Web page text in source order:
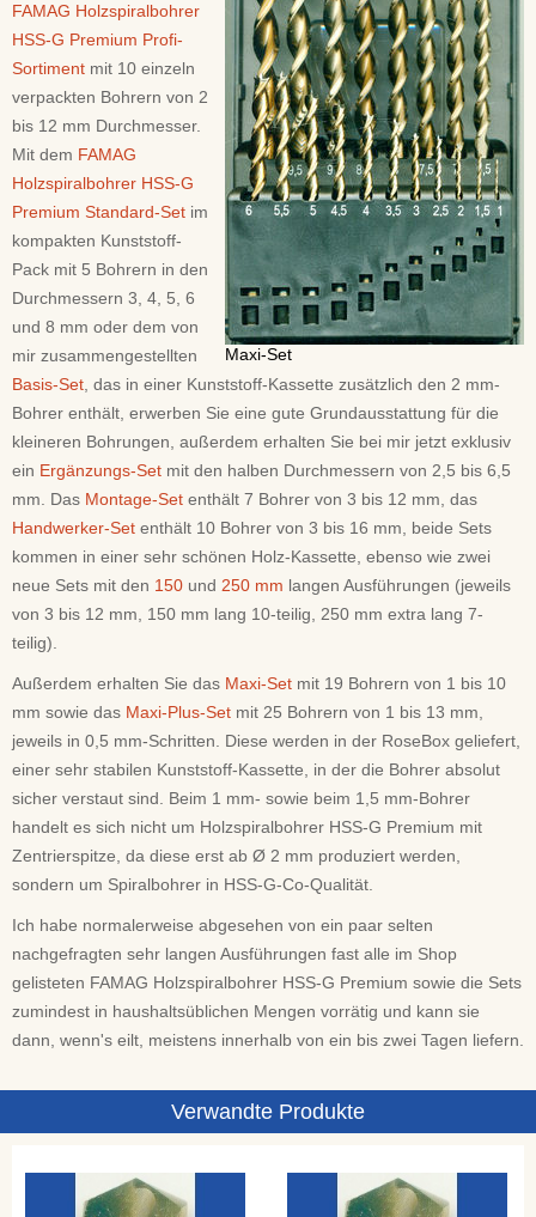
Maxi-Set
FAMAG Holzspiralbohrer
HSS-G Premium Profi-
Sortiment mit 10 einzeln
verpackten Bohrern von 2
bis 12 mm Durchmesser.
Mit dem FAMAG
Holzspiralbohrer HSS-G
Premium Standard-Set im
kompakten Kunststoff-
Pack mit 5 Bohrern in den
Durchmessern 3, 4, 5, 6
und 8 mm oder dem von
mir zusammengestellten
Basis-Set , das in einer Kunststoff-Kassette zusätzlich den 2 mm-
Bohrer enthält, erwerben Sie eine gute Grundausstattung für die
kleineren Bohrungen, außerdem erhalten Sie bei mir jetzt exklusiv
ein Ergänzungs-Set mit den halben Durchmessern von 2,5 bis 6,5
mm. Das Montage-Set enthält 7 Bohrer von 3 bis 12 mm, das
Handwerker-Set enthält 10 Bohrer von 3 bis 16 mm, beide Sets
kommen in einer sehr schönen Holz-Kassette, ebenso wie zwei
neue Sets mit den 150 und 250 mm langen Ausführungen (jeweils
von 3 bis 12 mm, 150 mm lang 10-teilig, 250 mm extra lang 7-
teilig).
Außerdem erhalten Sie das Maxi-Set mit 19 Bohrern von 1 bis 10
mm sowie das Maxi-Plus-Set mit 25 Bohrern von 1 bis 13 mm,
jeweils in 0,5 mm-Schritten. Diese werden in der RoseBox geliefert,
einer sehr stabilen Kunststoff-Kassette, in der die Bohrer absolut
sicher verstaut sind. Beim 1 mm- sowie beim 1,5 mm-Bohrer
handelt es sich nicht um Holzspiralbohrer HSS-G Premium mit
Zentrierspitze, da diese erst ab Ø 2 mm produziert werden,
sondern um Spiralbohrer in HSS-G-Co-Qualität.
Ich habe normalerweise abgesehen von ein paar selten
nachgefragten sehr langen Ausführungen fast alle im Shop
gelisteten FAMAG Holzspiralbohrer HSS-G Premium sowie die Sets
zumindest in haushaltsüblichen Mengen vorrätig und kann sie
dann, wenn's eilt, meistens innerhalb von ein bis zwei Tagen liefern.
Verwandte Produkte